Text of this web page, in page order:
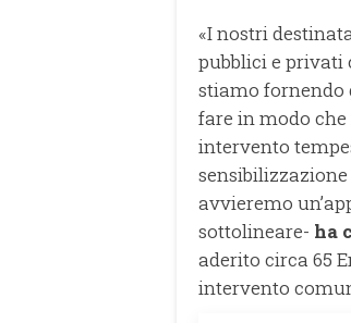
«I nostri
pubblici e privati
stiamo fornendo
fare in modo
intervento
avvieremo
sottolineare- ha
aderito circa 65
intervento